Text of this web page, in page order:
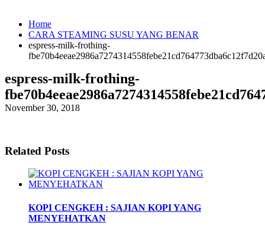
Home
CARA STEAMING SUSU YANG BENAR
espress-milk-frothing-
espress-milk-frothing-
November 30, 2018
Related Posts
KOPI CENGKEH : SAJIAN KOPI YANG
MENYEHATKAN